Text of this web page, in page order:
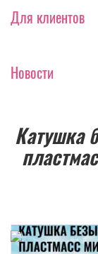
Для клиентов
Новости
Катушка